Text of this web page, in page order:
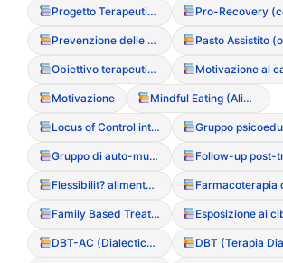
Progetto Terapeutico Riabilitativo Personalizzato (PTRP)
Prevenzione delle ricadute (Relapse prevention)
Obiettivo terapeutico SMART
Motivazione Mindful Eating (Alimentazione consapevole)
Locus of Control interno/esterno
Gruppo di auto-mutuo aiuto
Flessibilit? alimentare
Family Based Treatment (FBT – Modello Maudsley)
DBT-AC (Dialectical Behavior Therapy per adolescenti)